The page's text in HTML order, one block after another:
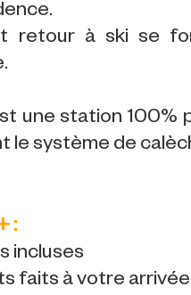
retour à ski se
une station 100%
le système de
:
incluses
faits à votre